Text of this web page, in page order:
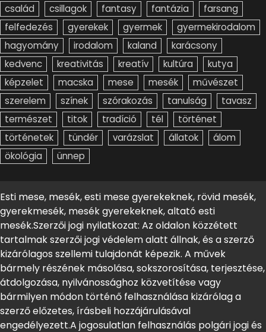
család
csillagok fantasy fantázia
farsang
felfedezés
gyerekek gyermek
gyermekirodalom
hagyomány
irodalom kaland
karácsony
kedvenc
kreativitás kreatív kultúra
kutya
képzelet
macska mese mesék
művészet
szerelem
színek szórakozás tanulság
tavasz
természet
titok tradíció tél
történet
történetek
tündér varázslat állatok
álom
ökológia
ünnep
Esti mese, mesék, esti mese gyerekeknek, rövid mesék,
gyerekmesék, mesék gyerekeknek, altató esti
mesék.Szerzői jogi nyilatkozat: Az oldalon közzétett
tartalmak szerzői jogi védelem alatt állnak, és a szerző
kizárólagos szellemi tulajdonát képezik. A művek
bármely részének másolása, sokszorosítása, terjesztése,
átdolgozása, nyilvánossághoz közvetítése vagy
bármilyen módon történő felhasználása kizárólag a
szerző előzetes, írásbeli hozzájárulásával
engedélyezett.A jogosulatlan felhasználás polgári jogi és